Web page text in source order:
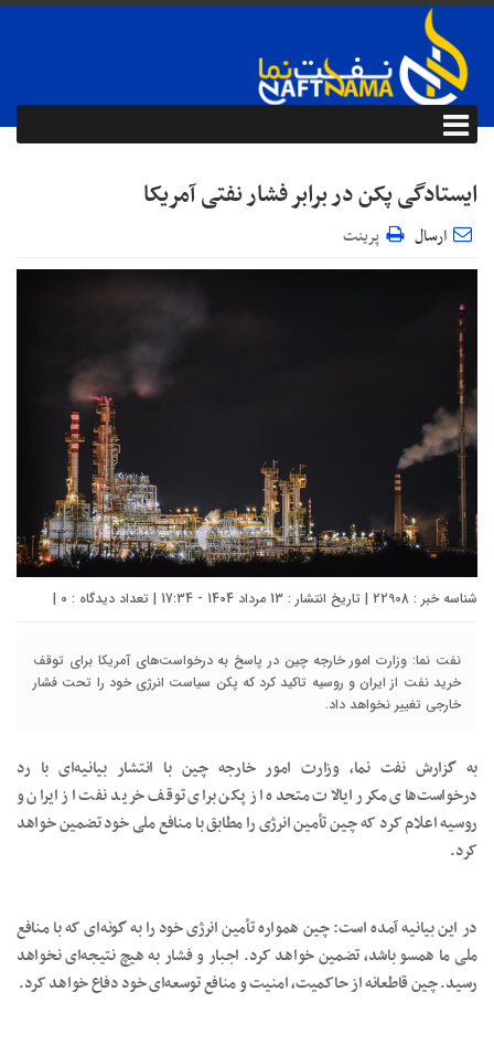
ایستادگی پکن در برابر فشار نفتی آمریکا
ارسال پرینت
شناسه خبر : 22908 | تاریخ انتشار : 13 مرداد 1404 - 17:34 | تعداد دیدگاه : ۰ |
نفت نما: وزارت امور خارجه چین در پاسخ به درخواست‌های آمریکا برای توقف
خرید نفت از ایران و روسیه تاکید کرد که پکن سیاست انرژی خود را تحت فشار
خارجی تغییر نخواهد داد.
به گزارش نفت نما، وزارت امور خارجه چین با انتشار بیانیه‌ای با رد
درخواست‌های مکرر ایالات متحده از پکن برای توقف خرید نفت از ایران و
روسیه اعلام کرد که چین تأمین انرژی را مطابق با منافع ملی خود تضمین خواهد
کرد.
در این بیانیه آمده است: چین همواره تأمین انرژی خود را به گونه‌ای که با منافع
ملی ما همسو باشد، تضمین خواهد کرد. اجبار و فشار به هیچ نتیجه‌ای نخواهد
رسید. چین قاطعانه از حاکمیت، امنیت و منافع توسعه‌ای خود دفاع خواهد کرد.